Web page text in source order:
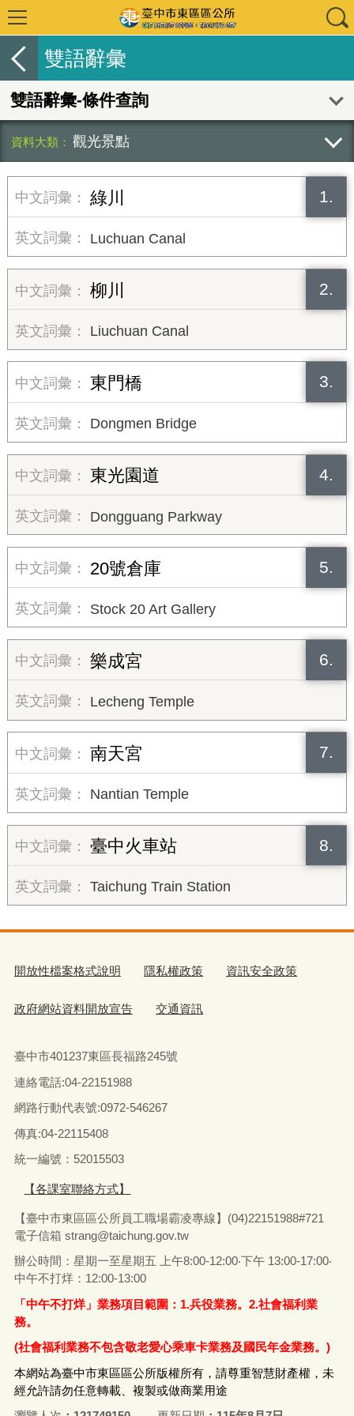
雙語辭彙
雙語辭彙-條件查詢
觀光景點
1.
綠川
Luchuan Canal
2.
柳川
Liuchuan Canal
3.
東門橋
Dongmen Bridge
4.
東光園道
Dongguang Parkway
5.
20號倉庫
Stock 20 Art Gallery
6.
樂成宮
Lecheng Temple
7.
南天宮
Nantian Temple
8.
臺中火車站
Taichung Train Station
開放性檔案格式說明 隱私權政策 資訊安全政策
政府網站資料開放宣告 交通資訊
臺中市401237東區長福路245號
連絡電話:04-22151988
網路行動代表號:0972-546267
傳真:04-22115408
統一編號：52015503
【各課室聯絡方式】
【臺中市東區區公所員工職場霸凌專線】(04)22151988#721
電子信箱 strang@taichung.gov.tw
辦公時間：星期一至星期五 上午8:00-12:00‧下午 13:00-17:00‧
中午不打烊：12:00-13:00
「中午不打烊」業務項目範圍：1.兵役業務。2.社會福利業
務。
(社會福利業務不包含敬老愛心乘車卡業務及國民年金業務。)
本網站為臺中市東區區公所版權所有，請尊重智慧財產權，未
經允許請勿任意轉載、複製或做商業用途